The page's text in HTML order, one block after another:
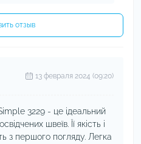
отзыв
13 февраля 2024 (09:20)
3229 - це ідеальний
швеїв. Її якість і
з першого погляду. Легка